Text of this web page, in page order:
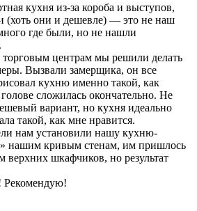
кухня из-за короба и выступов,
(хоть они и дешевле) — это не наш
где были, но не нашли
торговым центрам мы решили делать
Вызвали замерщика, он все
кухню именно такой, как
сложилась окончательно. Не
вариант, но кухня идеально
такой, как мне нравится.
нам установили нашу кухню-
нашим кривым стенам, им пришлось
верхних шкафчиков, но результат
Рекомендую!